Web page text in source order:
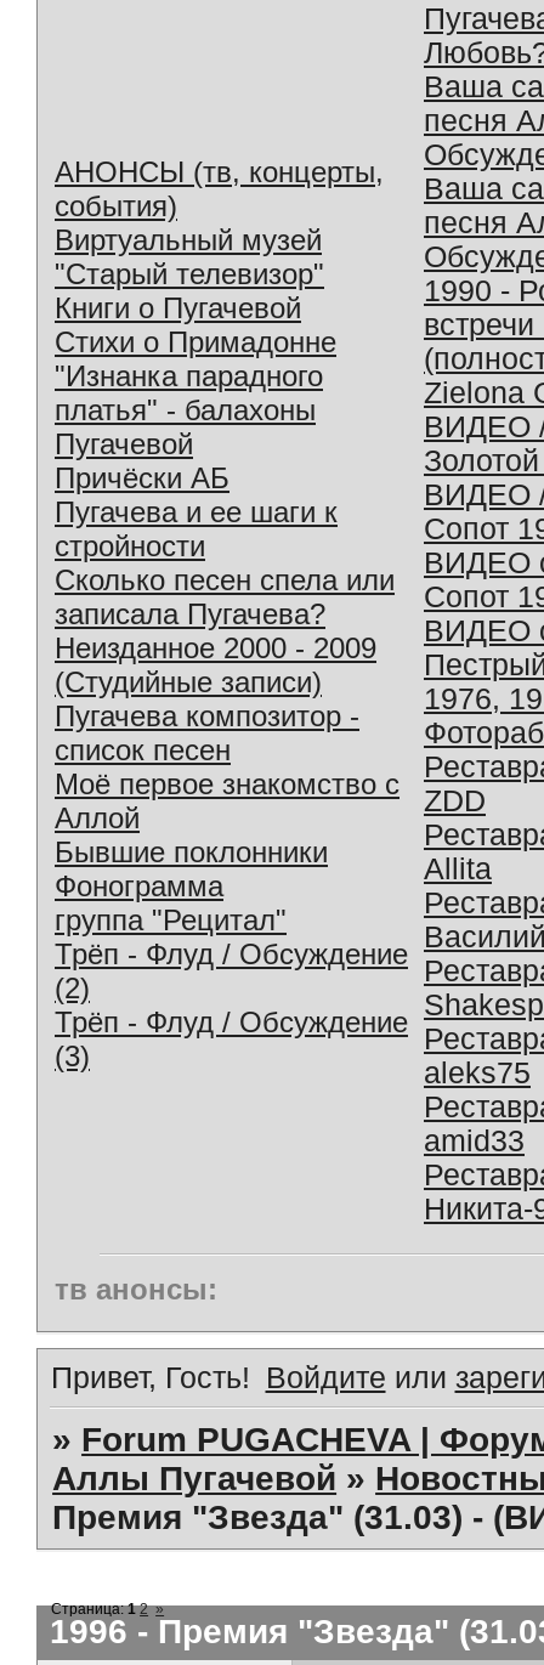
АНОНСЫ (тв, концерты,
события)
Виртуальный музей
"Старый телевизор"
Книги о Пугачевой
Стихи о Примадонне
"Изнанка парадного
платья" - балахоны
Пугачевой
Причёски АБ
Пугачева и ее шаги к
стройности
Сколько песен спела или
записала Пугачева?
Неизданное 2000 - 2009
(Студийные записи)
Пугачева композитор -
список песен
Моё первое знакомство с
Аллой
Бывшие поклонники
Фонограмма
группа "Рецитал"
Трёп - Флуд / Обсуждение
(2)
Трёп - Флуд / Обсуждение
(3)
Ваша
песня
Ваша
песня
1990 -
Zielona
ВИДЕО
ВИДЕО
Сопот
ВИДЕО
Сопот
ВИДЕО
1976,
ZDD
Allita
aleks75
amid33
Никита-
тв анонсы:
Привет, Гость! Войдите или
» Forum PUGACHEVA |
Аллы Пугачевой »
Премия "Звезда" (31.03) -
1996 - Премия "Звезда"
Страница:1 2 »